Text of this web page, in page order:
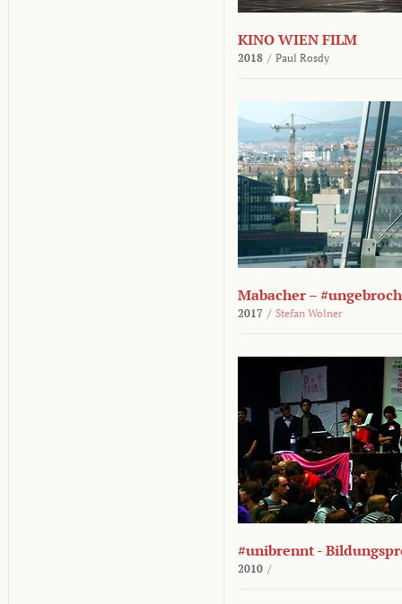
KINO WIEN FILM
2018 / Paul Rosdy
Mabacher –
2017 / Stefan Wolner
#unibrennt -
2010 /